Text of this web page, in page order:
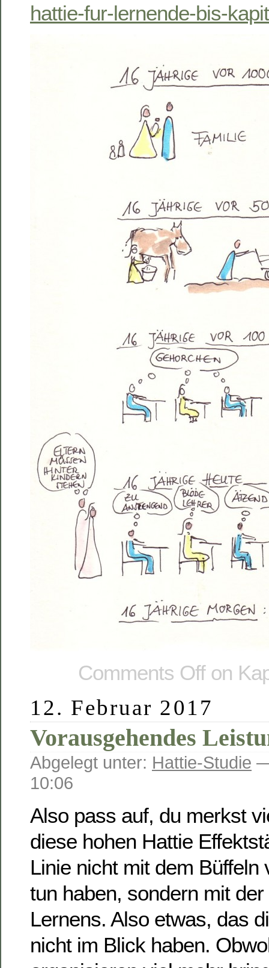
hattie-fur-lernende-bis-
Comments Offon
12. Februar 2017
Vorausgehendes
Abgelegt unter: Hattie-Studie
10:06
Also pass auf, du merkst
diese hohen Hattie
Linie nicht mit dem Büffeln
tun haben, sondern mit
Lernens. Also etwas, das
nicht im Blick haben.